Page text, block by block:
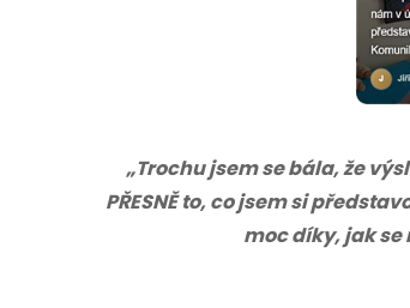
„Trochu jsem se bála, že
PŘESNĚ to, co jsem si
moc díky, jak